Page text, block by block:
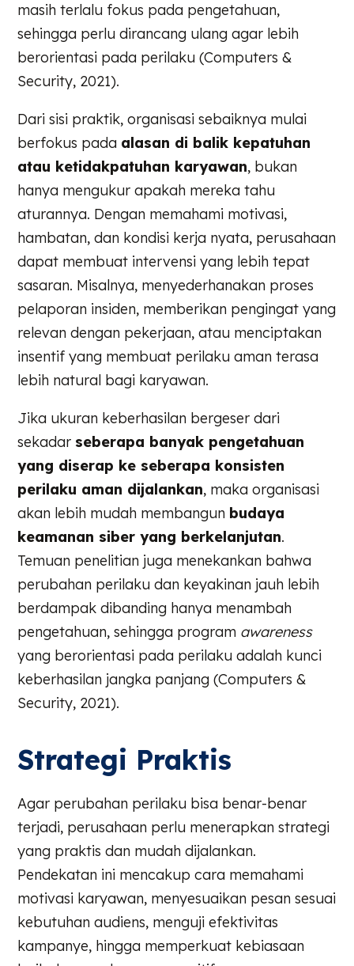
masih terlalu fokus pada pengetahuan,
sehingga perlu dirancang ulang agar lebih
berorientasi pada perilaku (Computers &
Security, 2021).
Dari sisi praktik, organisasi sebaiknya mulai
berfokus pada alasan di balik kepatuhan
atau ketidakpatuhan karyawan, bukan
hanya mengukur apakah mereka tahu
aturannya. Dengan memahami motivasi,
hambatan, dan kondisi kerja nyata, perusahaan
dapat membuat intervensi yang lebih tepat
sasaran. Misalnya, menyederhanakan proses
pelaporan insiden, memberikan pengingat yang
relevan dengan pekerjaan, atau menciptakan
insentif yang membuat perilaku aman terasa
lebih natural bagi karyawan.
Jika ukuran keberhasilan bergeser dari
sekadar seberapa banyak pengetahuan
yang diserap ke seberapa konsisten
perilaku aman dijalankan, maka organisasi
akan lebih mudah membangun budaya
keamanan siber yang berkelanjutan.
Temuan penelitian juga menekankan bahwa
perubahan perilaku dan keyakinan jauh lebih
berdampak dibanding hanya menambah
pengetahuan, sehingga program awareness
yang berorientasi pada perilaku adalah kunci
keberhasilan jangka panjang (Computers &
Security, 2021).
Strategi Praktis
Agar perubahan perilaku bisa benar-benar
terjadi, perusahaan perlu menerapkan strategi
yang praktis dan mudah dijalankan.
Pendekatan ini mencakup cara memahami
motivasi karyawan, menyesuaikan pesan sesuai
kebutuhan audiens, menguji efektivitas
kampanye, hingga memperkuat kebiasaan